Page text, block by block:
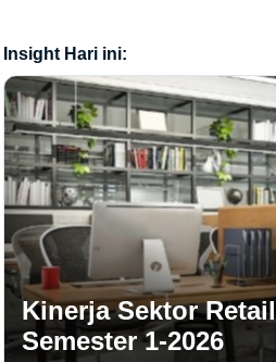
Insight Hari ini:
Kinerja Sektor Retail
Semester 1-2026